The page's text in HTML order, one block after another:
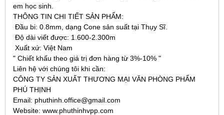
em học sinh.
THÔNG TIN CHI TIẾT SẢN PHẨM:
Đầu bi: 0.8mm, dạng Cone sản suất tại Thụy Sĩ.
Độ dài viết được: 1.600-2.300m
Xuất xứ: Việt Nam
" Chiết khấu theo giá trị đơn hàng từ 3%-10% "
Liên hệ với chúng tôi khi cần:
CÔNG TY SẢN XUẤT THƯƠNG MẠI VĂN PHÒNG PHẨM
PHÚ THỊNH
Email: phuthinh.office@gmail.com
Website: www.phuthinhvpp.com